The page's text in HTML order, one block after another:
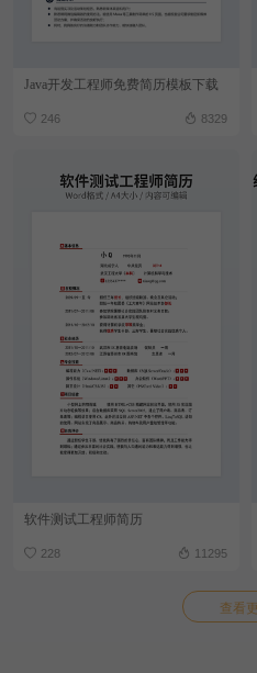
Java开发工程师免费简历模板下载
246 8329
软件测试工程师简历
228 11295
查看